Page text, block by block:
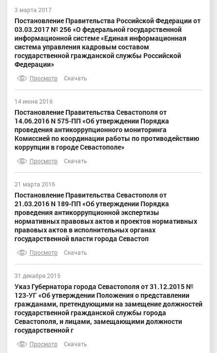
3 марта 2017
Постановление Правительства Российской Федерации от
03.03.2017 № 256 «О федеральной государственной
информационной системе «Единая информационная
система управления кадровым составом
государственной гражданской службы Российской
Федерации»
Просмотр Скачать
14 июня 2016
Постановление Правительства Севастополя от
14.06.2016 N 575-ПП «Об утверждении Порядка
проведения антикоррупционного мониторинга
Комиссией по координации работы по противодействию
коррупции в городе Севастополе»
Просмотр Скачать
21 марта 2016
Постановление Правительства Севастополя от
21.03.2016 N 189-ПП «Об утверждении Порядка
проведения антикоррупционной экспертизы
нормативных правовых актов и проектов нормативных
правовых актов в исполнительных органах
государственной власти города Севастоп
Просмотр Скачать
31 декабря 2015
Указ Губернатора города Севастополя от 31.12.2015 №
123-УГ «Об утверждении Положения о представлении
гражданами, претендующими на замещение должностей
государственной гражданской службы города
Севастополя, и лицами, замещающими должности
государственной г
Просмотр Скачать